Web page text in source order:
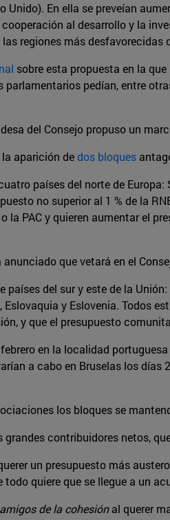
Unido). En ella se preveían
al desarrollo y la
regiones más desfavorecidas
sobre esta propuesta en la
parlamentarios pedían, entre
del Consejo propuso un
aparición dedos bloques
países del norte de
no superior al 1 % de la
la PAC y quieren aumentar el
que vetará en el
del sur y este de la
y Eslovenia. Todos
y que el presupuesto
en la localidad
a cabo en Bruselas los
los bloques se
contribuidores netos,
un presupuesto más
quiere que se llegue a un
amigos de la cohesiónal querer